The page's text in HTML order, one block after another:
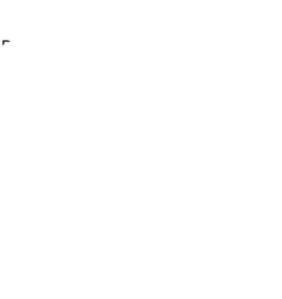
Bosch ‎1600A01TH4 9tlg